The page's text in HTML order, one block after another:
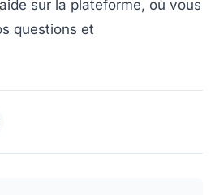
sur la plateforme, où vous
questions et